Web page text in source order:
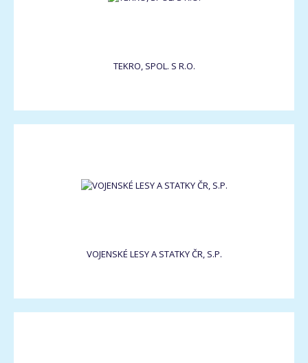
TEKRO, SPOL. S R.O.
VOJENSKÉ LESY A STATKY ČR, S.P.